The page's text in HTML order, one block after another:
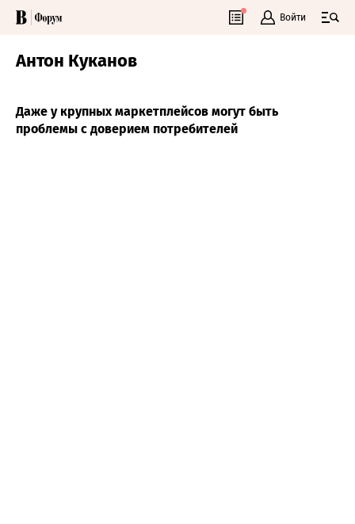
Войти
Антон Куканов
Даже у крупных маркетплейсов могут быть
проблемы с доверием потребителей